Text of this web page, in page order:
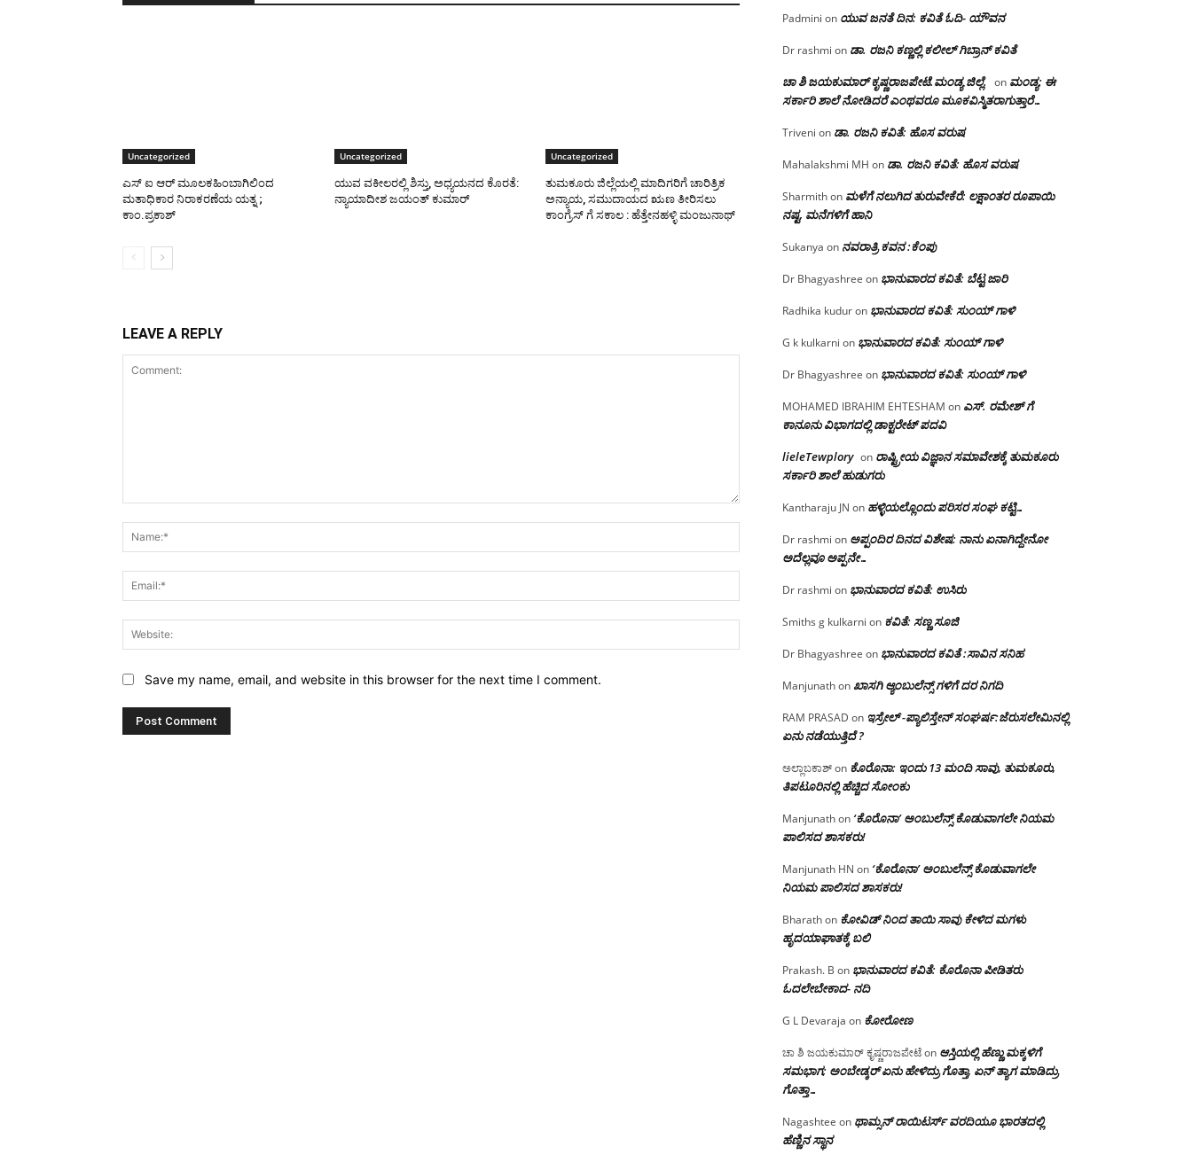
Uncategorized
ಎಸ್ ಐ ಆರ್ ಮೂಲಕಹಿಂಬಾಗಿಲಿಂದ
ಮತಾಧಿಕಾರ ನಿರಾಕರಣೆಯ ಯತ್ನ ;
ಕಾಂ.ಪ್ರಕಾಶ್
Uncategorized
ಯುವ ವಕೀಲರಲ್ಲಿ ಶಿಸ್ತು, ಅಧ್ಯಯನದ ಕೊರತೆ:
ನ್ಯಾಯಾದೀಶ ಜಯಂತ್ ಕುಮಾರ್
Uncategorized
ತುಮಕೂರು ಜಿಲ್ಲೆಯಲ್ಲಿ ಮಾದಿಗರಿಗೆ ಚಾರಿತ್ರಿಕ
ಅನ್ಯಾಯ, ಸಮುದಾಯದ ಋಣ ತೀರಿಸಲು
ಕಾಂಗ್ರೆಸ್ ಗೆ ಸಕಾಲ : ಹೆತ್ತೇನಹಳ್ಳಿ ಮಂಜುನಾಥ್
LEAVE A REPLY
Website:
Save my name, email, and website in this browser for the next time I comment.
Padmini on ಯುವ ಜನತೆ ದಿನ: ಕವಿತೆ ಓದಿ- ಯೌವನ
Dr rashmi on ಡಾ. ರಜನಿ‌ ಕಣ್ಣಲ್ಲಿ ಕಲೀಲ್ ಗಿಬ್ರಾನ್ ಕವಿತೆ
ಚಾ ಶಿ ಜಯಕುಮಾರ್ ಕೃಷ್ಣರಾಜಪೇಟೆ.ಮಂಡ್ಯ ಜಿಲ್ಲೆ. on ಮಂಡ್ಯ: ಈ
ಸರ್ಕಾರಿ ಶಾಲೆ ನೋಡಿದರೆ ಎಂಥವರೂ ಮೂಕವಿಸ್ಮಿತರಾಗುತ್ತಾರೆ…
Triveni on ಡಾ. ರಜನಿ ಕವಿತೆ: ಹೊಸ ವರುಷ
Mahalakshmi MH on ಡಾ. ರಜನಿ ಕವಿತೆ: ಹೊಸ ವರುಷ
Sharmithon ಮಳೆಗೆ ನಲುಗಿದ ತುರುವೇಕೆರೆ: ಲಕ್ಷಾಂತರ ರೂಪಾಯಿ
ನಷ್ಟ, ಮನೆಗಳಿಗೆ ಹಾನಿ
Sukanya on ನವರಾತ್ರಿ ಕವನ :ಕೆಂಪು
Dr Bhagyashree on ಭಾನುವಾರದ ಕವಿತೆ: ಬೆಟ್ಟ ಜಾರಿ
Radhika kuduron ಭಾನುವಾರದ ಕವಿತೆ: ಸುಂಯ್ ಗಾಳಿ
G k kulkarni on ಭಾನುವಾರದ ಕವಿತೆ: ಸುಂಯ್ ಗಾಳಿ
Dr Bhagyashree on ಭಾನುವಾರದ ಕವಿತೆ: ಸುಂಯ್ ಗಾಳಿ
MOHAMED IBRAHIM EHTESHAM on ಎಸ್. ರಮೇಶ್ ಗೆ
ಕಾನೂನು ವಿಭಾಗದಲ್ಲಿ ಡಾಕ್ಟರೇಟ್ ಪದವಿ
lieleTewplory on ರಾಷ್ಟ್ರೀಯ ವಿಜ್ಞಾನ ಸಮಾವೇಶಕ್ಕೆ‌ ತುಮಕೂರು
ಸರ್ಕಾರಿ ಶಾಲೆ ಹುಡುಗರು
Kantharaju JN on ಹಳ್ಳಿಯಲ್ಲೊಂದು ಪರಿಸರ ಸಂಘ ಕಟ್ಟಿ…
Dr rashmi on ಅಪ್ಪಂದಿರ ದಿನದ ವಿಶೇಷ: ನಾನು ಏನಾಗಿದ್ದೇನೋ‌
ಅದೆಲ್ಲವೂ ಅಪ್ಪನೇ…
Dr rashmi on ಭಾನುವಾರದ ಕವಿತೆ: ಉಸಿರು
Smiths g kulkarni on ಕವಿತೆ: ಸಣ್ಣ ಸೂಜಿ
Dr Bhagyashree on ಭಾನುವಾರದ ಕವಿತೆ :ಸಾವಿನ ಸನಿಹ
Manjunathonಖಾಸಗಿ ಆ್ಯಂಬುಲೆನ್ಸ್ ಗಳಿಗೆ ದರ ನಿಗದಿ
RAM PRASAD on ಇಸ್ರೇಲ್ -ಪ್ಯಾಲಿಸ್ತೇನ್ ಸಂಘರ್ಷ:ಜೆರುಸಲೇಮಿನಲ್ಲಿ
ಏನು ನಡೆಯುತ್ತಿದೆ ?
ಅಲ್ಲಾಬಕಾಶ್on ಕೊರೊನಾ: ಇಂದು 13 ಮಂದಿ ಸಾವು, ತುಮಕೂರು,
ತಿಪಟೂರಿನಲ್ಲಿ ಹೆಚ್ಚಿದ ಸೋಂಕು
Manjunathon ‘ಕೊರೊನಾ’ ಅಂಬುಲೆನ್ಸ್ ಕೊಡುವಾಗಲೇ ನಿಯಮ
ಪಾಲಿಸದ ಶಾಸಕರು!
Manjunath HN on ‘ಕೊರೊನಾ’ ಅಂಬುಲೆನ್ಸ್ ಕೊಡುವಾಗಲೇ
ನಿಯಮ ಪಾಲಿಸದ ಶಾಸಕರು!
Bharathon ಕೋವಿಡ್ ನಿಂದ ತಾಯಿ ಸಾವು ಕೇಳಿದ ಮಗಳು
ಹೃದಯಾಘಾತಕ್ಕೆ ಬಲಿ
Prakash. B on ಭಾನುವಾರದ ಕವಿತೆ: ಕೊರೊನಾ ಪೀಡಿತರು
ಓದಲೇಬೇಕಾದ- ನದಿ
G L Devaraja on ಕೋರೋಣ
ಚಾ ಶಿ ಜಯಕುಮಾರ್ ಕೃಷ್ಣರಾಜಪೇಟೆon ಆಸ್ತಿಯಲ್ಲಿ ಹೆಣ್ಣು ಮಕ್ಕಳಿಗೆ
ಸಮಭಾಗ; ಅಂಬೇಡ್ಕರ್ ಏನು ಹೇಳಿದ್ರು ಗೊತ್ತಾ, ಏನ್ ತ್ಯಾಗ ಮಾಡಿದ್ರು
ಗೊತ್ತಾ…
Nagashtee on ಥಾಮ್ಸನ್ ರಾಯಿಟರ್ಸ್ ವರದಿಯೂ ಭಾರತದಲ್ಲಿ
ಹೆಣ್ಣಿನ ಸ್ಥಾನ‌